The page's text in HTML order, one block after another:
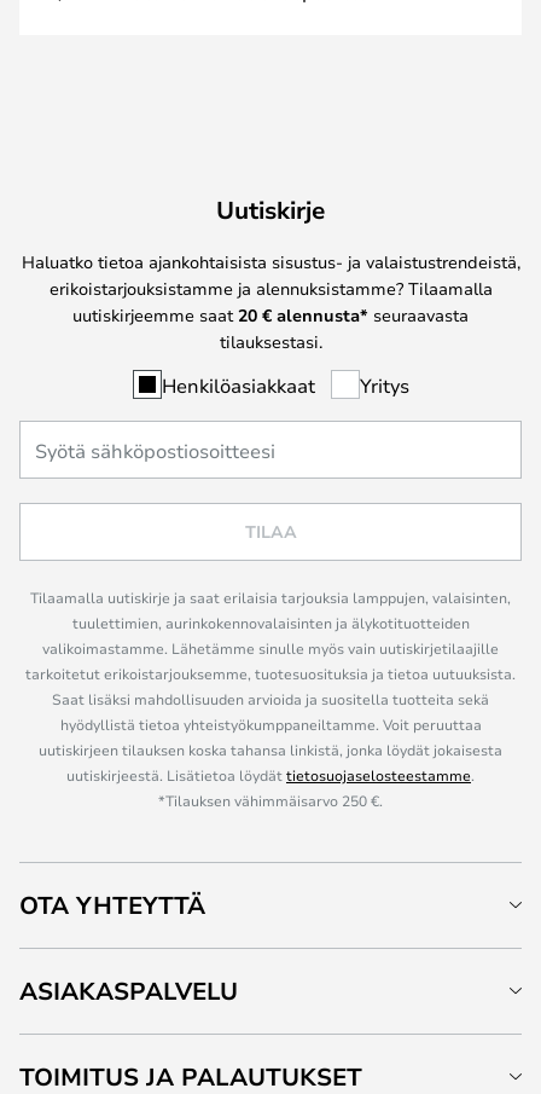
Uutiskirje
Haluatko tietoa ajankohtaisista sisustus- ja valaistustrendeistä,
erikoistarjouksistamme ja alennuksistamme? Tilaamalla
uutiskirjeemme saat 20 € alennusta* seuraavasta
tilauksestasi.
Henkilöasiakkaat Yritys
TILAA
Tilaamalla uutiskirje ja saat erilaisia tarjouksia lamppujen, valaisinten,
tuulettimien, aurinkokennovalaisinten ja älykotituotteiden
valikoimastamme. Lähetämme sinulle myös vain uutiskirjetilaajille
tarkoitetut erikoistarjouksemme, tuotesuosituksia ja tietoa uutuuksista.
Saat lisäksi mahdollisuuden arvioida ja suositella tuotteita sekä
hyödyllistä tietoa yhteistyökumppaneiltamme. Voit peruuttaa
uutiskirjeen tilauksen koska tahansa linkistä, jonka löydät jokaisesta
uutiskirjeestä. Lisätietoa löydättietosuojaselosteestamme.
*Tilauksen vähimmäisarvo 250 €.
OTA YHTEYTTÄ
ASIAKASPALVELU
TOIMITUS JA PALAUTUKSET